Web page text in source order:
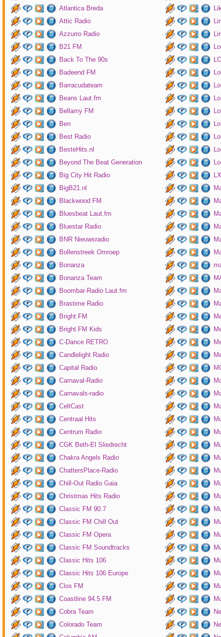
Atlantica Breda
Attic Radio
Azzurro Radio
B21 FM
Back To The 90s
Badeend FM
Barracudateam
Beans Laut.fm
Bellamy FM
Ben
Best Radio
BesteHits.nl
Beyond The Beat Generation
Big City Hit Radio
BigB21.nl
Blackwood FM
Bluesbeat Laut.fm
Bluestar Radio
BNR Nieuwsradio
Bollenstreek Omroep
Bonanza
Bonanza Team
Boombar-Radio Laut.fm
Brastime Radio
Bright.FM
Bright.FM Kids
C-Dance RETRO
Candlelight Radio
Capital Radio
Carnaval-Radio
Carnavals-radio
CeltCast
Centraal Hits
Centrum Radio
CGK Beth-El Sliedrecht
Chakra Angels Radio
ChattersPlace-Radio
Chill-Out Radio Gaia
Christmas Hits Radio
Classic FM 90.7
Classic FM Chill Out
Classic FM Opera
Classic FM Soundtracks
Classic Hits 106
Classic Hits 106 Europe
Clos FM
Coastline 94.5 FM
Cobra Team
Colorado Team